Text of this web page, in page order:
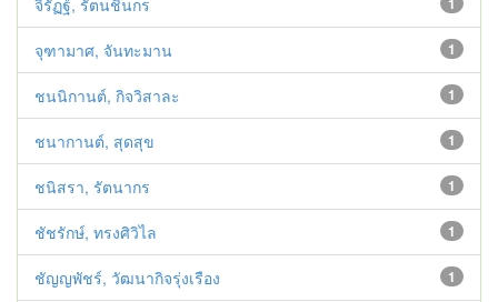
จิรัฏฐ์, รัตนชินกร
1
จุฑามาศ, จันทะมาน
1
ชนนิกานต์, กิจวิสาละ
1
ชนากานต์, สุดสุข
1
ชนิสรา, รัตนากร
1
ชัชรักษ์, ทรงศิวิไล
1
ชัญญพัชร์, วัฒนากิจรุ่งเรือง